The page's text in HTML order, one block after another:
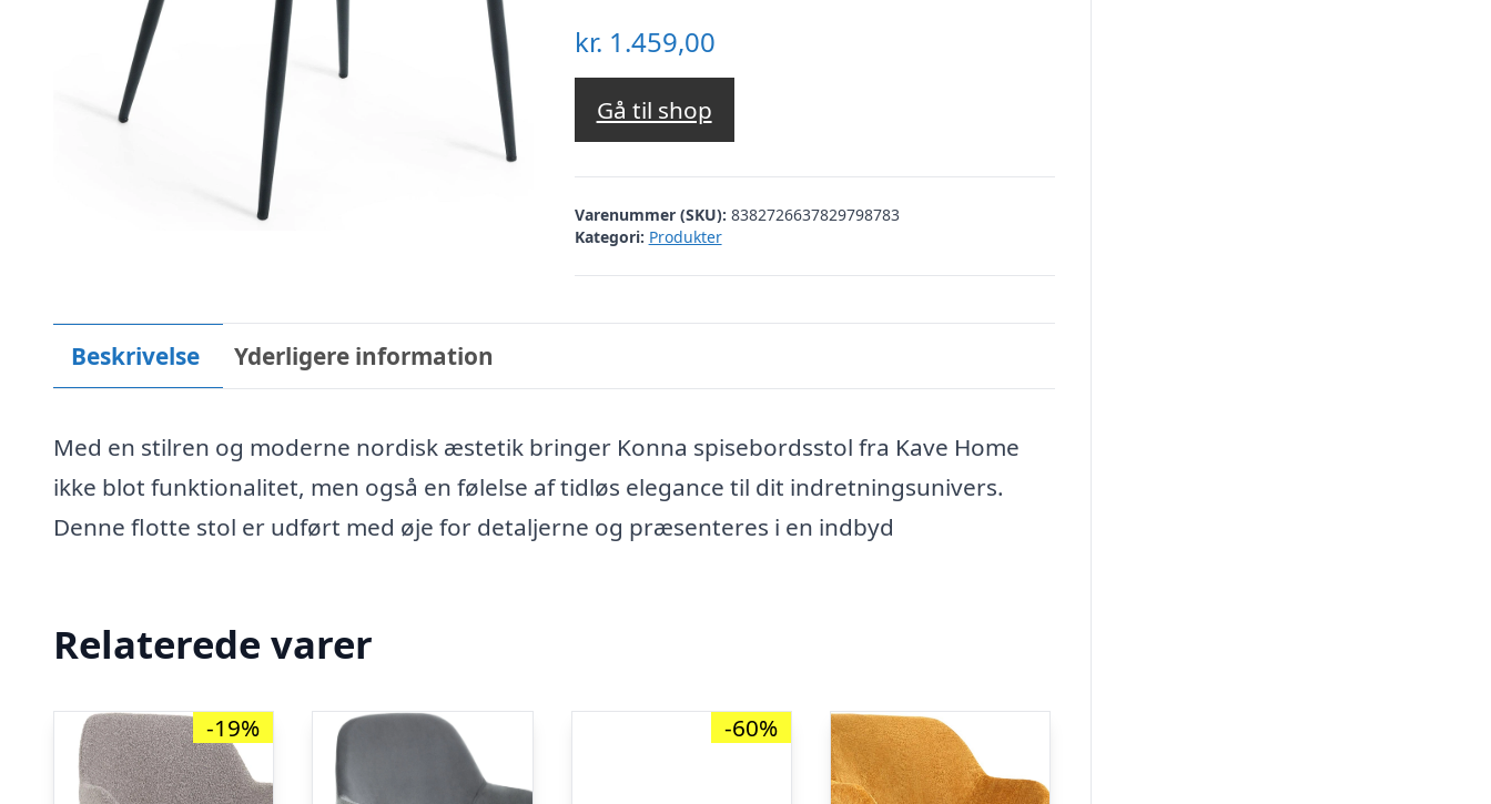
kr. 1.459,00
Gå til shop
Varenummer (SKU): 8382726637829798783
Kategori: Produkter
Beskrivelse Yderligere information
Med en stilren og moderne nordisk æstetik bringer Konna spisebordsstol fra Kave Home
ikke blot funktionalitet, men også en følelse af tidløs elegance til dit indretningsunivers.
Denne flotte stol er udført med øje for detaljerne og præsenteres i en indbyd
Relaterede varer
-19% -60%